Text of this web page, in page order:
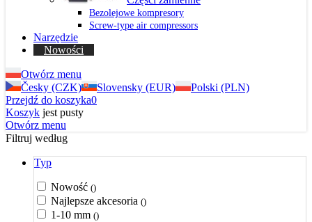
Bezolejowe kompresory
Screw-type air compressors
Narzędzie
Nowości
Otwórz menu
Česky (CZK)
Slovensky (EUR)
Polski (PLN)
Przejdź do koszyka0
Koszyk jest pusty
Otwórz menu
Filtruj według
Typ
Nowość ()
Najlepsze akcesoria ()
1-10 mm ()